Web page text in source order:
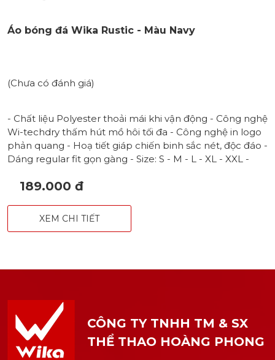
Áo bóng đá Wika Rustic - Màu Navy
(Chưa có đánh giá)
- Chất liệu Polyester thoải mái khi vận động - Công nghệ
Wi-techdry thấm hút mồ hôi tối đa - Công nghệ in logo
phản quang - Hoạ tiết giáp chiến binh sắc nét, độc đáo -
Dáng regular fit gọn gàng - Size: S - M - L - XL - XXL -
189.000 đ
XEM CHI TIẾT
CÔNG TY TNHH TM & SX
THỂ THAO HOÀNG PHONG